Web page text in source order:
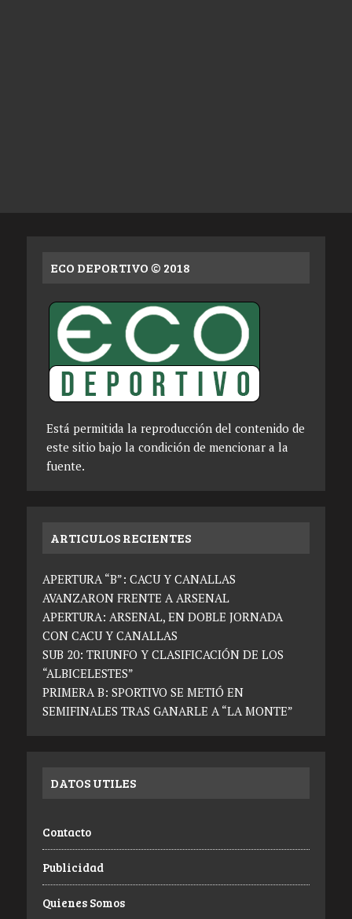
ECO DEPORTIVO © 2018
Está permitida la reproducción del contenido de
este sitio bajo la condición de mencionar a la
fuente.
ARTICULOS RECIENTES
APERTURA “B”: CACU Y CANALLAS
AVANZARON FRENTE A ARSENAL
APERTURA: ARSENAL, EN DOBLE JORNADA
CON CACU Y CANALLAS
SUB 20: TRIUNFO Y CLASIFICACIÓN DE LOS
“ALBICELESTES”
PRIMERA B: SPORTIVO SE METIÓ EN
SEMIFINALES TRAS GANARLE A “LA MONTE”
DATOS UTILES
Contacto
Publicidad
Quienes Somos